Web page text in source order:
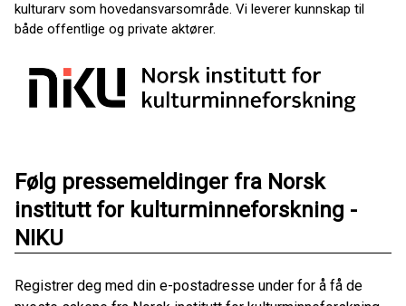
kulturarv som hovedansvarsområde. Vi leverer kunnskap til
både offentlige og private aktører.
Følg pressemeldinger fra Norsk
institutt for kulturminneforskning -
NIKU
Registrer deg med din e-postadresse under for å få de